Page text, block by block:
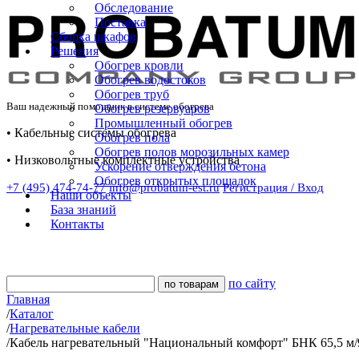
Ваш надежный помощник в системе обогрева
• Кабельные системы обогрева
• Низковольтные комплектные устройства
+7 (495) 474-74-77 info@probatum-est.ru Регистрация / Вход
Обследование
Поставка
Сборка шкафов
Решения
Обогрев кровли
Обогрев водостоков
Обогрев труб
Обогрев резервуаров
Промышленный обогрев
Обогрев пола
Обогрев полов морозильных камер
Ускорение отверждения бетона
Обогрев открытых площадок
Наши объекты
База знаний
Контакты
по сайту
Главная
/Каталог
/Нагревательные кабели
/Кабель нагревательный "Национальный комфорт" БНК 65,5